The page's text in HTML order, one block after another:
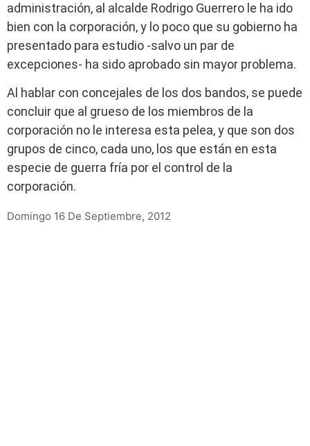
administración, al alcalde Rodrigo Guerrero le ha ido
bien con la corporación, y lo poco que su gobierno ha
presentado para estudio -salvo un par de
excepciones- ha sido aprobado sin mayor problema.
Al hablar con concejales de los dos bandos, se puede
concluir que al grueso de los miembros de la
corporación no le interesa esta pelea, y que son dos
grupos de cinco, cada uno, los que están en esta
especie de guerra fría por el control de la
corporación.
Domingo 16 De Septiembre, 2012